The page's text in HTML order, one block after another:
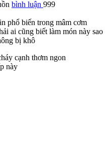
bình luận 999
phổ biến trong mâm cơm
ai cũng biết làm món này sao
bị khô